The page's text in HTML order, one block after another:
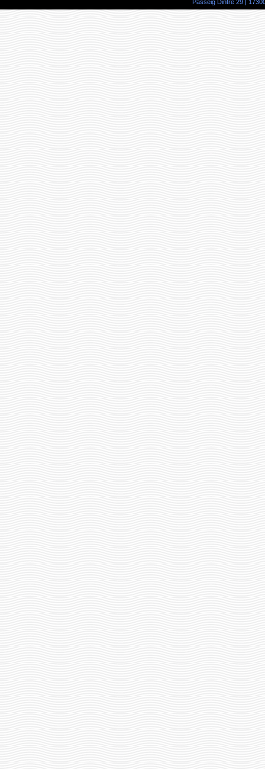
Passeig Dintre 29 |